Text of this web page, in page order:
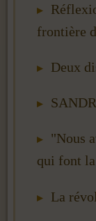
frontière
Deux
"Nous
qui font
La